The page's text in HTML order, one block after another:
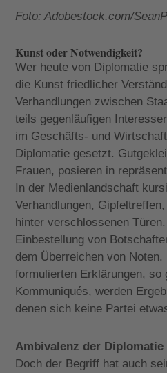
Foto: Adobestock.com/
Kunst oder Notwendigkeit?
Wer heute von Diplomatie
die Kunst friedlicher
Verhandlungen zwischen
teils gegenläufigen
im Geschäfts- und
Diplomatie gesetzt.
Frauen, posieren in
In der Medienlandschaft
Verhandlungen,
hinter verschlossenen
Einbestellung von
dem Überreichen von
formulierten Erklärungen, so
Kommuniqués, werden
denen sich keine Partei
Ambivalenz der Diplomatie
Doch der Begriff hat auch